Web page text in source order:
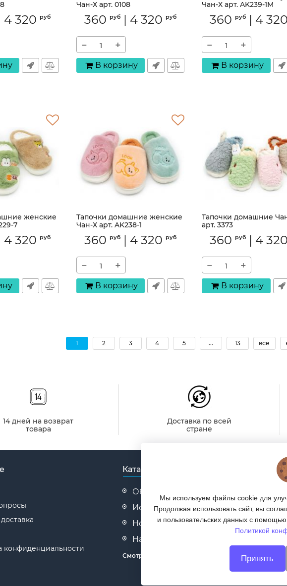
4 320 руб
Чан-Х арт. 0108
Артикул: 0108
360 руб| 4 320 руб
− +
В корзину
Чан-Х арт. AK239-1M
Артикул: AK239-1M
360 руб | 4 320
− +
В корзину
женские
7
4 320 руб
Тапочки домашние женские
Чан-Х арт. AK238-1
Артикул: AK238-1
360 руб| 4 320 руб
− +
В корзину
Тапочки домашние
арт. 3373
Артикул: 3373
360 руб | 4 320
− +
В корзину
1 2 3 4 5 ... 13 все
14 дней на возврат
товара
Доставка по всей
стране
конфиденциальности
Каталог
Обувь
Искусственные елки
Новогодние товары
Надувная продукция
Смотреть все
Мы используем файлы cookie для
Продолжая использовать сайт, вы
и пользовательских данных с
Политикой
Принять